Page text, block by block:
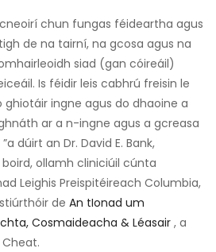
chun fungas féideartha agus
de na tairní, na gcosa agus na
siad (gan cóireáil)
Is féidir leis cabhrú freisin le
ingne agus do dhaoine a
ar a n-ingne agus a gcreasa
dúirt an Dr. David E. Bank,
ollamh cliniciúil cúnta
Leighis Preispitéireach Columbia,
de An tIonad um
Cosmaideacha & Léasair , a